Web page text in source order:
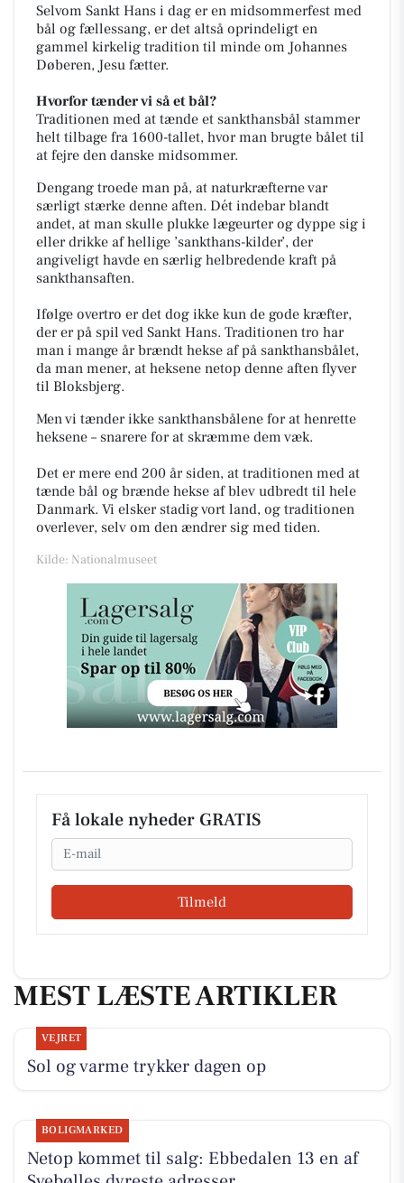
Selvom Sankt Hans i dag er en midsommerfest med
bål og fællessang, er det altså oprindeligt en
gammel kirkelig tradition til minde om Johannes
Døberen, Jesu fætter.
Hvorfor tænder vi så et bål?
Traditionen med at tænde et sankthansbål stammer
helt tilbage fra 1600-tallet, hvor man brugte bålet til
at fejre den danske midsommer.
Dengang troede man på, at naturkræfterne var
særligt stærke denne aften. Dét indebar blandt
andet, at man skulle plukke lægeurter og dyppe sig i
eller drikke af hellige ’sankthans-kilder’, der
angiveligt havde en særlig helbredende kraft på
sankthansaften.
Ifølge overtro er det dog ikke kun de gode kræfter,
der er på spil ved Sankt Hans. Traditionen tro har
man i mange år brændt hekse af på sankthansbålet,
da man mener, at heksene netop denne aften flyver
til Bloksbjerg.
Men vi tænder ikke sankthansbålene for at henrette
heksene – snarere for at skræmme dem væk.
Det er mere end 200 år siden, at traditionen med at
tænde bål og brænde hekse af blev udbredt til hele
Danmark. Vi elsker stadig vort land, og traditionen
overlever, selv om den ændrer sig med tiden.
Kilde: Nationalmuseet
Få lokale nyheder GRATIS
Email
Tilmeld
MEST LÆSTE ARTIKLER
VEJRET
Sol og varme trykker dagen op
BOLIGMARKED
Netop kommet til salg: Ebbedalen 13 en af